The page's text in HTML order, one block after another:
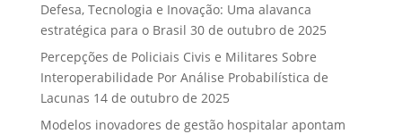
Defesa, Tecnologia e Inovação: Uma alavanca
estratégica para o Brasil 30 de outubro de 2025
Percepções de Policiais Civis e Militares Sobre
Interoperabilidade Por Análise Probabilística de
Lacunas 14 de outubro de 2025
Modelos inovadores de gestão hospitalar apontam